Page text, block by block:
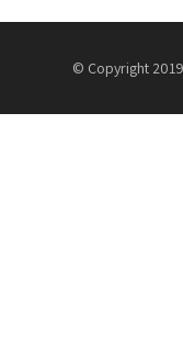
© Copyright